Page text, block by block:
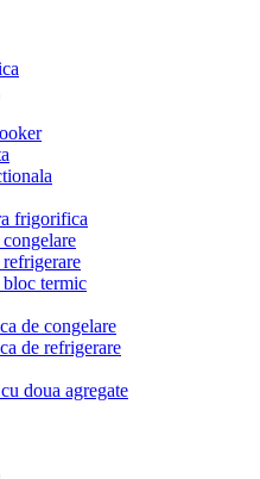
frigorifica
bloc termic
de congelare
de refrigerare
doua agregate